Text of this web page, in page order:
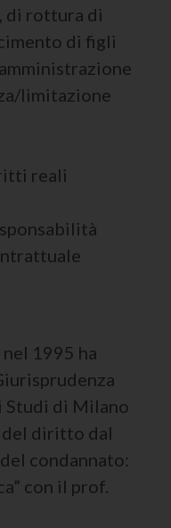
di rottura di
di figli
limitazione
reali
1995 ha
Studi di Milano
del diritto dal
condannato:
con il prof.